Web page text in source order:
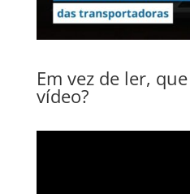
Em vez de ler,
vídeo?